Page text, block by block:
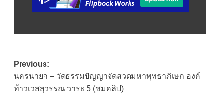
Post
navigation
Previous:
นครนายก – วัดธรรมปัญญาจัดสวดมหาพุทธาภิเษก องค์
ท้าวเวสสุวรรณ วาระ 5 (ชมคลิป)